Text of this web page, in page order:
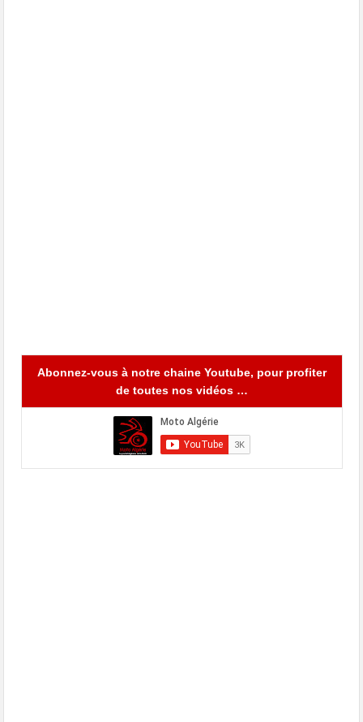
Abonnez-vous à notre chaine Youtube, pour profiter
de toutes nos vidéos …